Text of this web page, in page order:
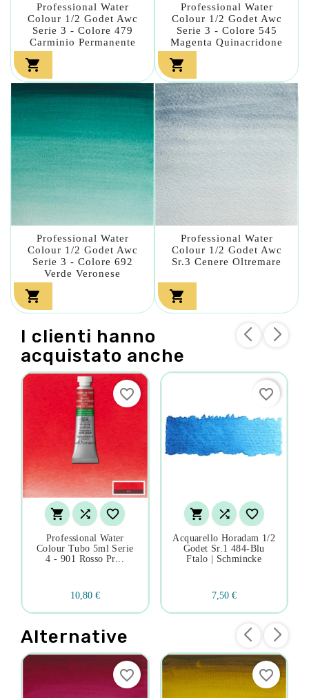
Professional Water
Colour 1/2 Godet Awc
Serie 3 - Colore 479
Carminio Permanente

Professional Water
Colour 1/2 Godet Awc
Serie 3 - Colore 545
Magenta Quinacridone

Professional Water
Colour 1/2 Godet Awc
Serie 3 - Colore 692
Verde Veronese

Professional Water
Colour 1/2 Godet Awc
Sr.3 Cenere Oltremare

I clienti hanno
acquistato anche
  
Professional Water
Colour Tubo 5ml Serie
4 - 901 Rosso Pr...
10,80 €
favorite_border
  
Acquarello Horadam 1/2
Godet Sr.1 484-Blu
Ftalo | Schmincke
7,50 €
favorite_border
Alternative
favorite_border favorite_border